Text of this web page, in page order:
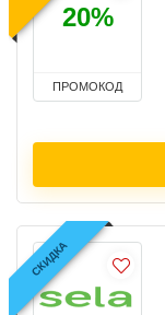
20%
ПРОМОКОД
СКИДКА